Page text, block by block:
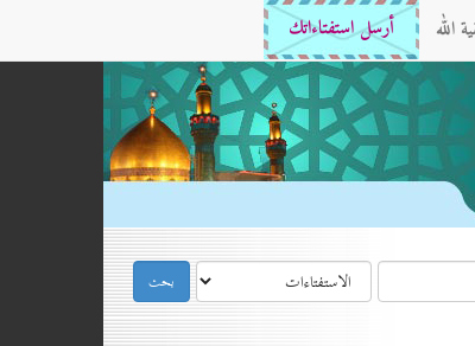
الله أرسل استفتاءاتك